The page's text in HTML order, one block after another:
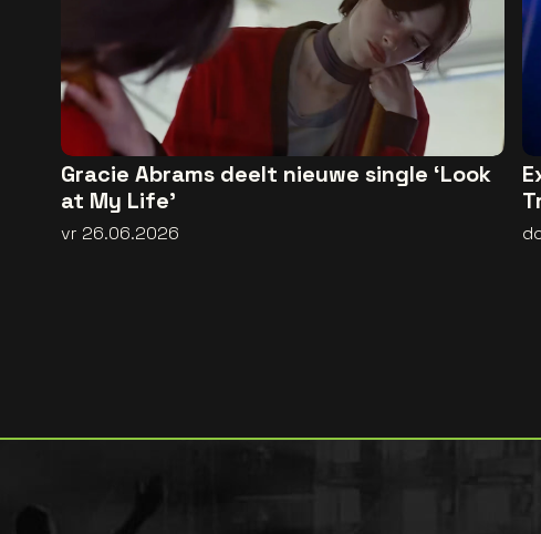
Gracie Abrams deelt nieuwe single ‘Look
at My Life’
vr 26.06.2026